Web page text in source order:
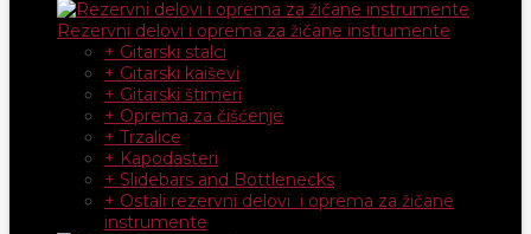
Rezervni delovi i oprema za žičane instrumente
+ Gitarski stalci
+ Gitarski kaiševi
+ Gitarski štimeri
+ Oprema za čišćenje
+ Trzalice
+ Kapodasteri
+ Slidebars and Bottlenecks
+ Ostali rezervni delovi i oprema za žičane
instrumente